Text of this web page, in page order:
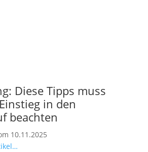
Diese Tipps muss
in den
beachten
10.11.2025